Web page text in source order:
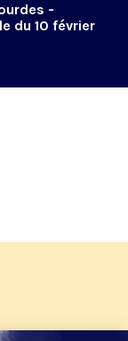
-
du 10 février